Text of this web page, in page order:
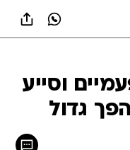
וסייע
גדול